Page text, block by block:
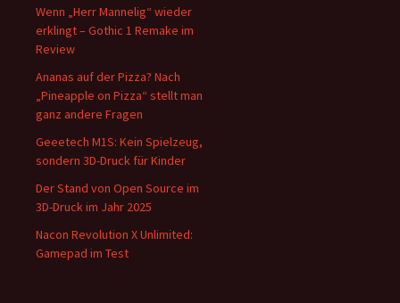
Wenn „Herr Mannelig“ wieder
erklingt – Gothic 1 Remake im
Review
Ananas auf der Pizza? Nach
„Pineapple on Pizza“ stellt man
ganz andere Fragen
Geeetech M1S: Kein Spielzeug,
sondern 3D-Druck für Kinder
Der Stand von Open Source im
3D-Druck im Jahr 2025
Nacon Revolution X Unlimited:
Gamepad im Test